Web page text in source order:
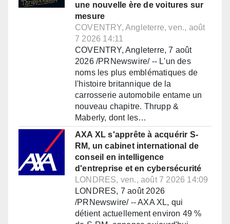
une nouvelle ère de voitures sur
mesure
COVENTRY, Angleterre, ven., août
7 2026 14:11
COVENTRY, Angleterre, 7 août
2026 /PRNewswire/ -- L'un des
noms les plus emblématiques de
l'histoire britannique de la
carrosserie automobile entame un
nouveau chapitre. Thrupp &
Maberly, dont les…
AXA XL s'apprête à acquérir S-
RM, un cabinet international de
conseil en intelligence
d'entreprise et en cybersécurité
LONDRES, ven., août 7 2026 14:09
LONDRES, 7 août 2026
/PRNewswire/ -- AXA XL, qui
détient actuellement environ 49 %